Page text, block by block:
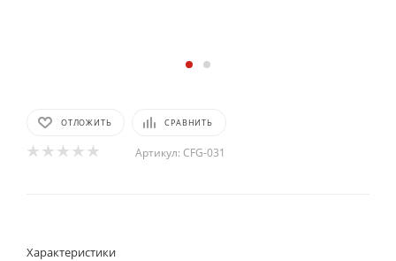
ОТЛОЖИТЬ СРАВНИТЬ
Артикул: CFG-031
Характеристики